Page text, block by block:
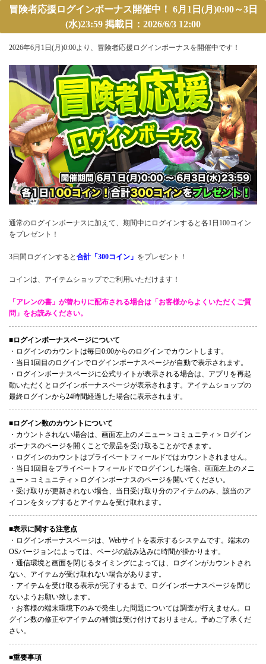
冒険者応援ログインボーナス開催中！ 6月1日(月)0:00～3日
(水)23:59 掲載日：2026/6/3 12:00
2026年6月1日(月)0:00より、冒険者応援ログインボーナスを開催中です！
通常のログインボーナスに加えて、期間中にログインすると各1日100コイン
をプレゼント！
3日間ログインすると 合計「300コイン」 をプレゼント！
コインは、アイテムショップでご利用いただけます！
「アレンの書」が替わりに配布される場合は「お客様からよくいただくご質
問」をお読みください。
■ログインボーナスページについて
・ログインのカウントは毎日0:00からのログインでカウントします。
・当日1回目のログインでログインボーナスページが自動で表示されます。
・ログインボーナスページに公式サイトが表示される場合は、アプリを再起
動いただくとログインボーナスページが表示されます。アイテムショップの
最終ログインから24時間経過した場合に表示されます。
■ログイン数のカウントについて
・カウントされない場合は、画面左上のメニュー＞コミュニティ＞ログイン
ボーナスのページを開くことで景品を受け取ることができます。
・ログインのカウントはプライベートフィールドではカウントされません。
・当日1回目をプライベートフィールドでログインした場合、画面左上のメニ
ュー＞コミュニティ＞ログインボーナスのページを開いてください。
・受け取りが更新されない場合、当日受け取り分のアイテムのみ、該当のア
イコンをタップするとアイテムを受け取れます。
■表示に関する注意点
・ログインボーナスページは、Webサイトを表示するシステムです。端末の
OSバージョンによっては、ページの読み込みに時間が掛かります。
・通信環境と画面を閉じるタイミングによっては、ログインがカウントされ
ない、アイテムが受け取れない場合があります。
・アイテムを受け取る表示が完了するまで、ログインボーナスページを閉じ
ないようお願い致します。
・お客様の端末環境下のみで発生した問題については調査が行えません。ロ
グイン数の修正やアイテムの補償は受け付けておりません。予めご了承くだ
さい。
■重要事項